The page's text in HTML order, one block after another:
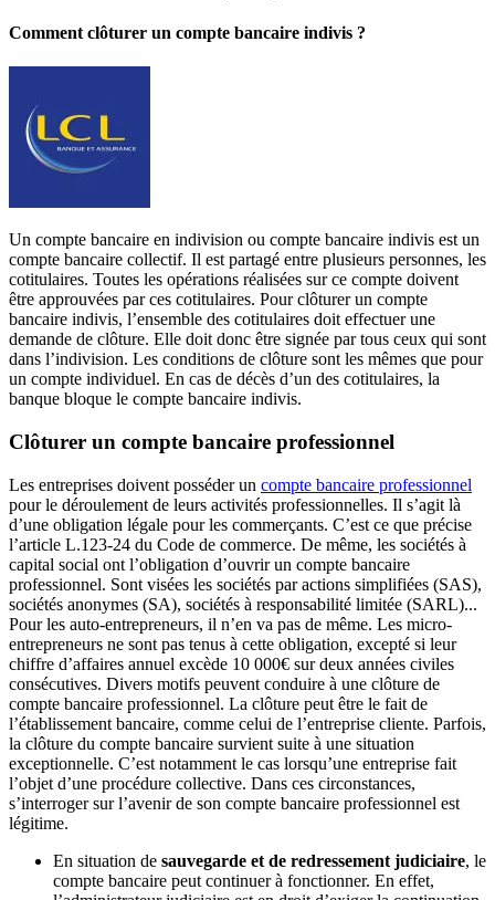
Comment clôturer un compte bancaire indivis ?
Un compte bancaire en indivision ou compte bancaire indivis est un
compte bancaire collectif. Il est partagé entre plusieurs personnes, les
cotitulaires. Toutes les opérations réalisées sur ce compte doivent
être approuvées par ces cotitulaires. Pour clôturer un compte
bancaire indivis, l’ensemble des cotitulaires doit effectuer une
demande de clôture. Elle doit donc être signée par tous ceux qui sont
dans l’indivision. Les conditions de clôture sont les mêmes que pour
un compte individuel. En cas de décès d’un des cotitulaires, la
banque bloque le compte bancaire indivis.
Clôturer un compte bancaire professionnel
Les entreprises doivent posséder un compte bancaire professionnel
pour le déroulement de leurs activités professionnelles. Il s’agit là
d’une obligation légale pour les commerçants. C’est ce que précise
l’article L.123-24 du Code de commerce. De même, les sociétés à
capital social ont l’obligation d’ouvrir un compte bancaire
professionnel. Sont visées les sociétés par actions simplifiées (SAS),
sociétés anonymes (SA), sociétés à responsabilité limitée (SARL)...
Pour les auto-entrepreneurs, il n’en va pas de même. Les micro-
entrepreneurs ne sont pas tenus à cette obligation, excepté si leur
chiffre d’affaires annuel excède 10 000€ sur deux années civiles
consécutives. Divers motifs peuvent conduire à une clôture de
compte bancaire professionnel. La clôture peut être le fait de
l’établissement bancaire, comme celui de l’entreprise cliente. Parfois,
la clôture du compte bancaire survient suite à une situation
exceptionnelle. C’est notamment le cas lorsqu’une entreprise fait
l’objet d’une procédure collective. Dans ces circonstances,
s’interroger sur l’avenir de son compte bancaire professionnel est
légitime.
En situation de sauvegarde et de redressement judiciaire, le
compte bancaire peut continuer à fonctionner. En effet,